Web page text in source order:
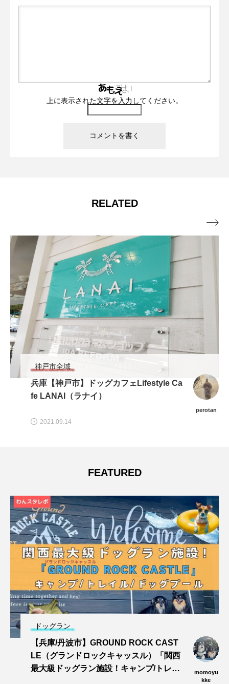
上に表示された文字を入力してください。
RELATED
神戸市全域
兵庫【神戸市】ドッグカフェLifestyle Ca
fe LANAI（ラナイ）
perotan
2021.09.14

FEATURED
ドッグラン
【兵庫/丹波市】GROUND ROCK CAST
LE（グランドロックキャッスル）「関西
最大級ドッグラン施設！キャンプ/トレイ
momoyu
kke